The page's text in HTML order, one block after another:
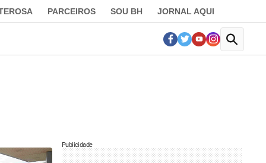
PARCEIROS SOU BH JORNAL AQUI
Publicidade